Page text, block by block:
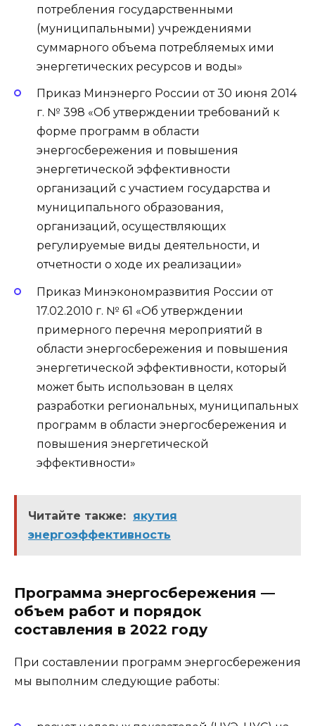
потребления государственными
(муниципальными) учреждениями
суммарного объема потребляемых ими
энергетических ресурсов и воды»
Приказ Минэнерго России от 30 июня 2014
г. № 398 «Об утверждении требований к
форме программ в области
энергосбережения и повышения
энергетической эффективности
организаций с участием государства и
муниципального образования,
организаций, осуществляющих
регулируемые виды деятельности, и
отчетности о ходе их реализации»
Приказ Минэкономразвития России от
17.02.2010 г. № 61 «Об утверждении
примерного перечня мероприятий в
области энергосбережения и повышения
энергетической эффективности, который
может быть использован в целях
разработки региональных, муниципальных
программ в области энергосбережения и
повышения энергетической
эффективности»
Читайте также: якутия
энергоэффективность
Программа энергосбережения —
объем работ и порядок
составления в 2022 году
При составлении программ энергосбережения
мы выполним следующие работы: